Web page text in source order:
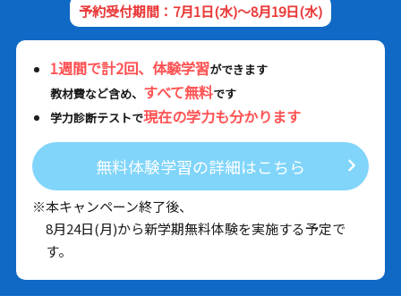
予約受付期間：7月1日(水)～8月19日(水)
1週間で計2回、体験学習ができます
教材費など含め、 すべて無料です
学力診断テストで現在の学力も分かります
無料体験学習の詳細はこちら
※本キャンペーン終了後、
8月24日(月)から新学期無料体験を実施する予定で
す。